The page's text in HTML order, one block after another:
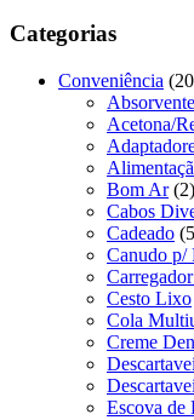
Categorias
Conveniência
Absorvente
Acetona/
Bom Ar (2)
Cabos
Cadeado
Canudo p/
Cesto Lixo
Cola
Creme
Escova de